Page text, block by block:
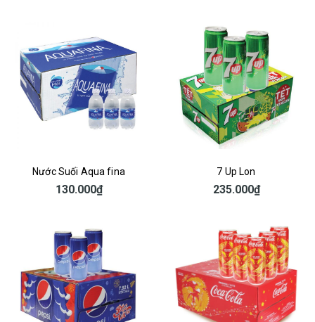
Nước Suối Aqua fina
130.000₫
7 Up Lon
235.000₫